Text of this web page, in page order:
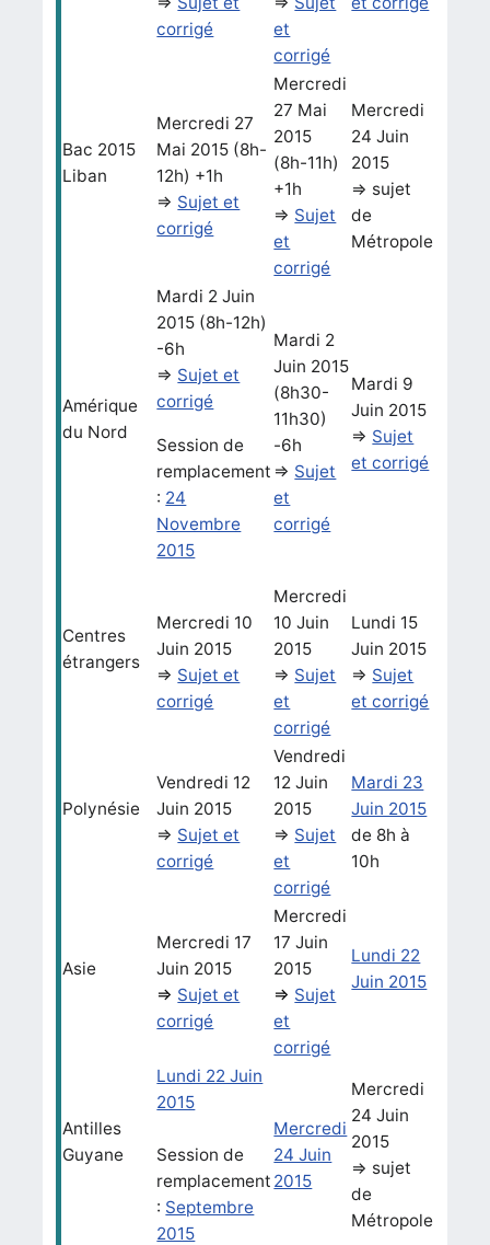
corrigé
et
corrigé
Bac 2015
Liban
Mercredi 27
Mai 2015 (8h-
12h) +1h
=> Sujet et
corrigé
Mercredi
27 Mai
2015
(8h-11h)
+1h
=> Sujet
et
corrigé
Mercredi
24 Juin
2015
=> sujet
de
Métropole
Amérique
du Nord
Mardi 2 Juin
2015 (8h-12h)
-6h
=> Sujet et
corrigé
Session de
remplacement
: 24
Novembre
2015
Mardi 2
Juin 2015
(8h30-
11h30)
-6h
=> Sujet
et
corrigé
Mardi 9
Juin 2015
=> Sujet
et corrigé
Centres
étrangers
Mercredi 10
Juin 2015
=> Sujet et
corrigé
Mercredi
10 Juin
2015
=> Sujet
et
corrigé
Lundi 15
Juin 2015
=> Sujet
et corrigé
Polynésie
Vendredi 12
Juin 2015
=> Sujet et
corrigé
Vendredi
12 Juin
2015
=> Sujet
et
corrigé
Mardi 23
Juin 2015
de 8h à
10h
Asie
Mercredi 17
Juin 2015
=> Sujet et
corrigé
Mercredi
17 Juin
2015
=> Sujet
et
corrigé
Lundi 22
Juin 2015
Antilles
Guyane
Lundi 22 Juin
2015
Session de
remplacement
: Septembre
2015
Mercredi
24 Juin
2015
Mercredi
24 Juin
2015
=> sujet
de
Métropole